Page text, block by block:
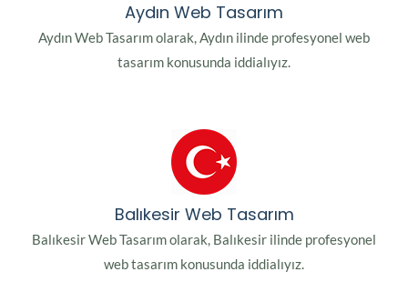
Aydın Web Tasarım
Aydın Web Tasarım olarak, Aydın ilinde profesyonel web
tasarım konusunda iddialıyız.
Balıkesir Web Tasarım
Balıkesir Web Tasarım olarak, Balıkesir ilinde profesyonel
web tasarım konusunda iddialıyız.